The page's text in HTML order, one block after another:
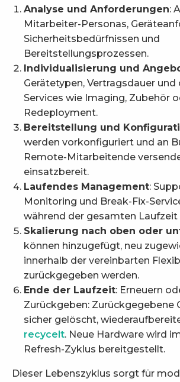
Analyse und Anforderungen:
Mitarbeiter-Personas,
Sicherheitsbedürfnissen und
Bereitstellungsprozessen.
Individualisierung und
Gerätetypen, Vertragsdauer
Services wie Imaging, Zubehör
Redeployment.
Bereitstellung und
werden vorkonfiguriert und an
Remote-Mitarbeitende
einsatzbereit.
Laufendes Management:
Monitoring und Break-Fix-
während der gesamten
Skalierung nach oben oder
können hinzugefügt, neu
innerhalb der vereinbarten
zurückgegeben werden.
Ende der Laufzeit: Erneuern
Zurückgeben: Zurückgegebene
sicher gelöscht,
recycelt. Neue Hardware wird
Refresh-Zyklus bereitgestellt.
Dieser Lebenszyklus sorgt für